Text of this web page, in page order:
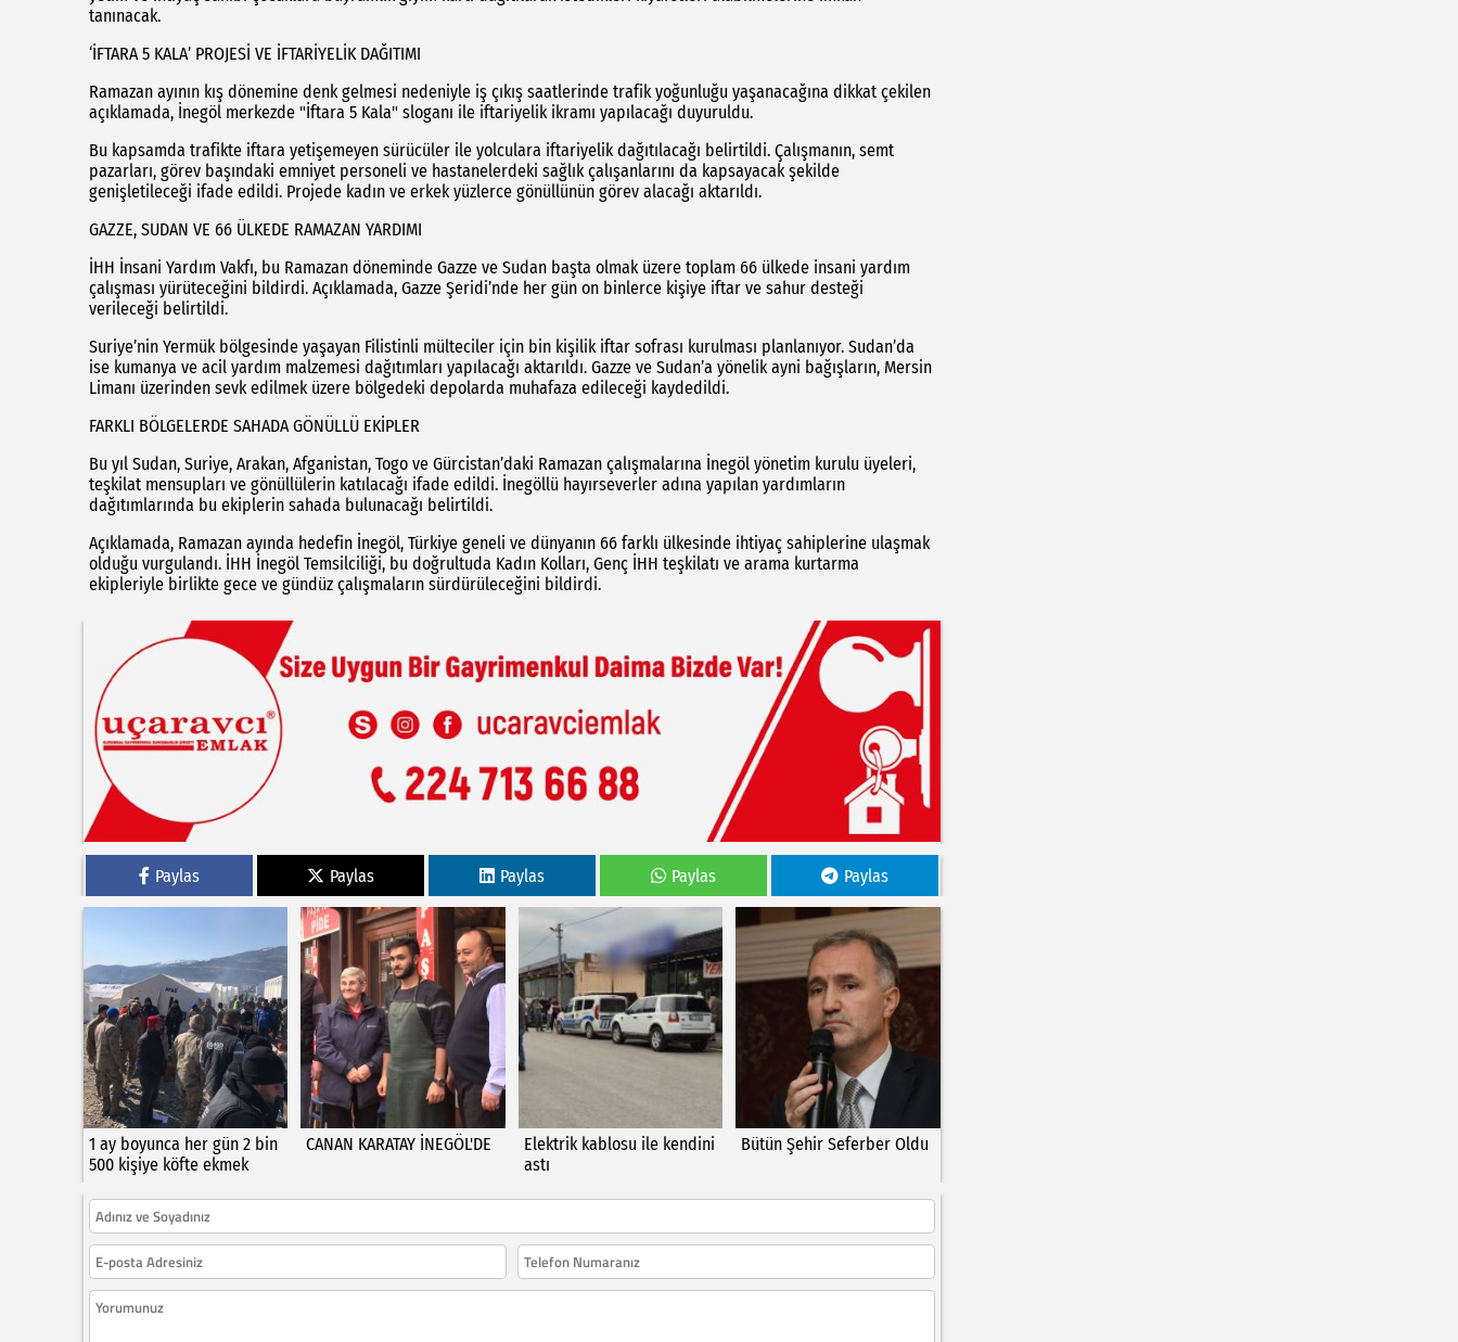
tanınacak.
‘İFTARA 5 KALA’ PROJESİ VE İFTARİYELİK DAĞITIMI
Ramazan ayının kış dönemine denk gelmesi nedeniyle iş çıkış saatlerinde trafik yoğunluğu yaşanacağına dikkat çekilen
açıklamada, İnegöl merkezde "İftara 5 Kala" sloganı ile iftariyelik ikramı yapılacağı duyuruldu.
Bu kapsamda trafikte iftara yetişemeyen sürücüler ile yolculara iftariyelik dağıtılacağı belirtildi. Çalışmanın, semt
pazarları, görev başındaki emniyet personeli ve hastanelerdeki sağlık çalışanlarını da kapsayacak şekilde
genişletileceği ifade edildi. Projede kadın ve erkek yüzlerce gönüllünün görev alacağı aktarıldı.
GAZZE, SUDAN VE 66 ÜLKEDE RAMAZAN YARDIMI
İHH İnsani Yardım Vakfı, bu Ramazan döneminde Gazze ve Sudan başta olmak üzere toplam 66 ülkede insani yardım
çalışması yürüteceğini bildirdi. Açıklamada, Gazze Şeridi’nde her gün on binlerce kişiye iftar ve sahur desteği
verileceği belirtildi.
Suriye’nin Yermük bölgesinde yaşayan Filistinli mülteciler için bin kişilik iftar sofrası kurulması planlanıyor. Sudan’da
ise kumanya ve acil yardım malzemesi dağıtımları yapılacağı aktarıldı. Gazze ve Sudan’a yönelik ayni bağışların, Mersin
Limanı üzerinden sevk edilmek üzere bölgedeki depolarda muhafaza edileceği kaydedildi.
FARKLI BÖLGELERDE SAHADA GÖNÜLLÜ EKİPLER
Bu yıl Sudan, Suriye, Arakan, Afganistan, Togo ve Gürcistan’daki Ramazan çalışmalarına İnegöl yönetim kurulu üyeleri,
teşkilat mensupları ve gönüllülerin katılacağı ifade edildi. İnegöllü hayırseverler adına yapılan yardımların
dağıtımlarında bu ekiplerin sahada bulunacağı belirtildi.
Açıklamada, Ramazan ayında hedefin İnegöl, Türkiye geneli ve dünyanın 66 farklı ülkesinde ihtiyaç sahiplerine ulaşmak
olduğu vurgulandı. İHH İnegöl Temsilciliği, bu doğrultuda Kadın Kolları, Genç İHH teşkilatı ve arama kurtarma
ekipleriyle birlikte gece ve gündüz çalışmaların sürdürüleceğini bildirdi.
Paylas Paylas Paylas Paylas Paylas
1 ay boyunca her gün 2 bin
500 kişiye köfte ekmek
CANAN KARATAY İNEGÖL'DE
Elektrik kablosu ile kendini
astı
Bütün Şehir Seferber Oldu